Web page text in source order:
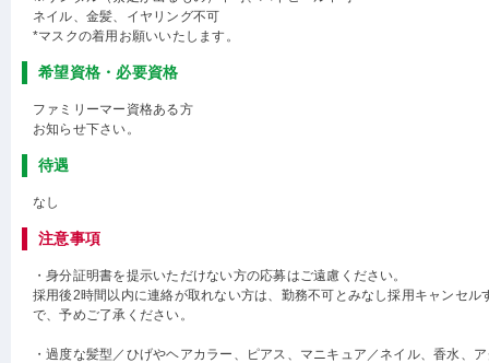
ネイル、金髪、イヤリング不可
*マスクの着用お願いいたします。
希望資格・必要資格
ファミリーマー資格ある方
お知らせ下さい。
待遇
なし
注意事項
・身分証明書を提示いただけない方の応募はご遠慮ください。
採用後2時間以内に連絡が取れない方は、勤務不可とみなし採用キャンセル
で、予めご了承ください。
・過度な髪型／ひげやヘアカラー、ピアス、マニキュア／ネイル、香水、